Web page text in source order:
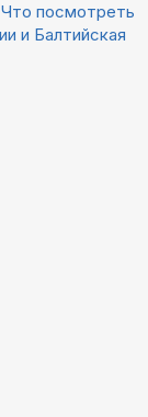
Что посмотреть
и Балтийская